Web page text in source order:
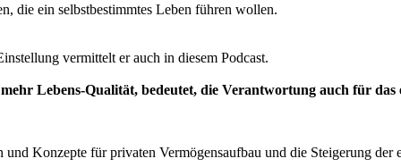
die ein selbstbestimmtes Leben führen wollen.
vermittelt er auch in diesem Podcast.
Lebens-Qualität, bedeutet, die Verantwortung auch für das
Konzepte für privaten Vermögensaufbau und die Steigerung der